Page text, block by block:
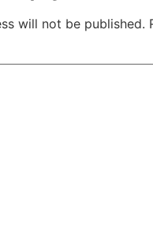
will not be published.